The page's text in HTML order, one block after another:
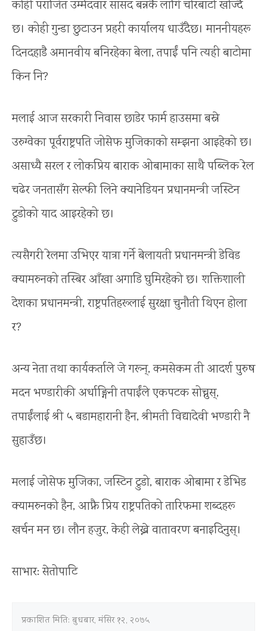
कोही पराजित उम्मेदवार सांसद बन्नकै लागि चोरबाटो खोज्दै
छ। कोही गुन्डा छुटाउन प्रहरी कार्यालय धाउँदैछ। माननीयहरू
दिनदहाडै अमानवीय बनिरहेका बेला, तपाईं पनि त्यही बाटोमा
किन नि?
मलाई आज सरकारी निवास छाडेर फार्म हाउसमा बस्ने
उरुग्वेका पूर्वराष्ट्रपति जोसेफ मुजिकाको सम्झना आइहेको छ।
असाध्यै सरल र लोकप्रिय बाराक ओबामाका साथै पब्लिक रेल
चढेर जनतासँग सेल्फी लिने क्यानेडियन प्रधानमन्त्री जस्टिन
ट्रुडोको याद आइरहेको छ।
त्यसैगरी रेलमा उभिएर यात्रा गर्ने बेलायती प्रधानमन्त्री डेविड
क्यामरुनको तस्बिर आँखा अगाडि घुमिरहेको छ। शक्तिशाली
देशका प्रधानमन्त्री, राष्ट्रपतिहरूलाई सुरक्षा चुनौती थिएन होला
र?
अन्य नेता तथा कार्यकर्ताले जे गरून्, कमसेकम ती आदर्श पुरुष
मदन भण्डारीकी अर्धाङ्गिनी तपाईंले एकपटक सोच्नुस्,
तपाईंलाई श्री ५ बडामहारानी हैन, श्रीमती विद्यादेवी भण्डारी नै
सुहाउँछ।
मलाई जोसेफ मुजिका, जस्टिन ट्रुडो, बाराक ओबामा र डेभिड
क्यामरुनको हैन, आफ्नै प्रिय राष्ट्रपतिको तारिफमा शब्दहरू
खर्चन मन छ। लौन हजुर, केही लेख्ने वातावरण बनाइदिनुस्।
साभार: सेतोपाटि
प्रकाशित मिति: बुधबार, मंसिर १२, २०७५